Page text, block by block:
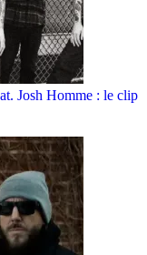
Josh Homme : le clip